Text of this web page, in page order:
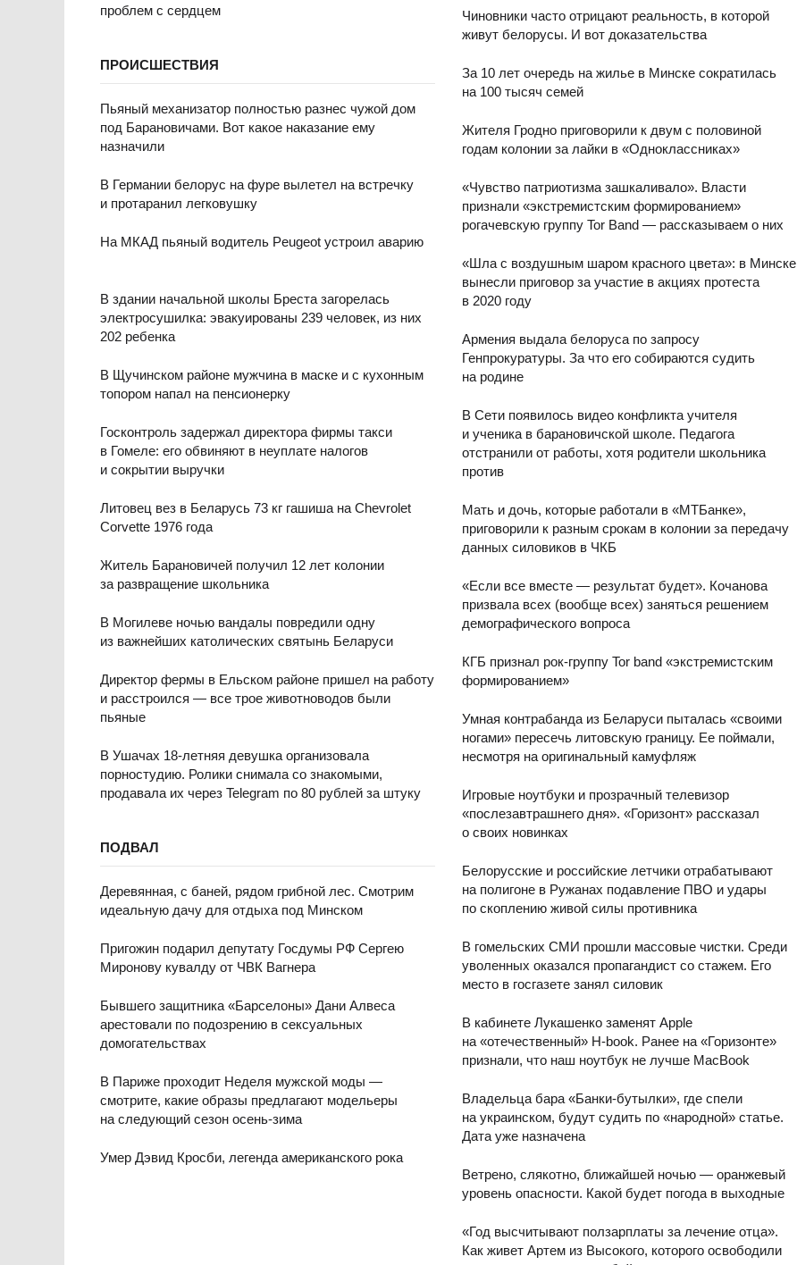
проблем с сердцем
ПРОИСШЕСТВИЯ
Пьяный механизатор полностью разнес чужой дом
под Барановичами. Вот какое наказание ему
назначили
В Германии белорус на фуре вылетел на встречку
и протаранил легковушку
На МКАД пьяный водитель Peugeot устроил аварию
В здании начальной школы Бреста загорелась
электросушилка: эвакуированы 239 человек, из них
202 ребенка
В Щучинском районе мужчина в маске и с кухонным
топором напал на пенсионерку
Госконтроль задержал директора фирмы такси
в Гомеле: его обвиняют в неуплате налогов
и сокрытии выручки
Литовец вез в Беларусь 73 кг гашиша на Chevrolet
Corvette 1976 года
Житель Барановичей получил 12 лет колонии
за развращение школьника
В Могилеве ночью вандалы повредили одну
из важнейших католических святынь Беларуси
Директор фермы в Ельском районе пришел на работу
и расстроился — все трое животноводов были
пьяные
В Ушачах 18-летняя девушка организовала
порностудию. Ролики снимала со знакомыми,
продавала их через Telegram по 80 рублей за штуку
ПОДВАЛ
Деревянная, с баней, рядом грибной лес. Смотрим
идеальную дачу для отдыха под Минском
Пригожин подарил депутату Госдумы РФ Сергею
Миронову кувалду от ЧВК Вагнера
Бывшего защитника «Барселоны» Дани Алвеса
арестовали по подозрению в сексуальных
домогательствах
В Париже проходит Неделя мужской моды —
смотрите, какие образы предлагают модельеры
на следующий сезон осень-зима
Умер Дэвид Кросби, легенда американского рока
Чиновники часто отрицают реальность, в которой
живут белорусы. И вот доказательства
За 10 лет очередь на жилье в Минске сократилась
на 100 тысяч семей
Жителя Гродно приговорили к двум с половиной
годам колонии за лайки в «Одноклассниках»
«Чувство патриотизма зашкаливало». Власти
признали «экстремистским формированием»
рогачевскую группу Tor Band — рассказываем о них
«Шла с воздушным шаром красного цвета»: в Минске
вынесли приговор за участие в акциях протеста
в 2020 году
Армения выдала белоруса по запросу
Генпрокуратуры. За что его собираются судить
на родине
В Сети появилось видео конфликта учителя
и ученика в барановичской школе. Педагога
отстранили от работы, хотя родители школьника
против
Мать и дочь, которые работали в «МТБанке»,
приговорили к разным срокам в колонии за передачу
данных силовиков в ЧКБ
«Если все вместе — результат будет». Кочанова
призвала всех (вообще всех) заняться решением
демографического вопроса
КГБ признал рок-группу Tor band «экстремистским
формированием»
Умная контрабанда из Беларуси пыталась «своими
ногами» пересечь литовскую границу. Ее поймали,
несмотря на оригинальный камуфляж
Игровые ноутбуки и прозрачный телевизор
«послезавтрашнего дня». «Горизонт» рассказал
о своих новинках
Белорусские и российские летчики отрабатывают
на полигоне в Ружанах подавление ПВО и удары
по скоплению живой силы противника
В гомельских СМИ прошли массовые чистки. Среди
уволенных оказался пропагандист со стажем. Его
место в госгазете занял силовик
В кабинете Лукашенко заменят Apple
на «отечественный» H-book. Ранее на «Горизонте»
признали, что наш ноутбук не лучше MacBook
Владельца бара «Банки-бутылки», где спели
на украинском, будут судить по «народной» статье.
Дата уже назначена
Ветрено, слякотно, ближайшей ночью — оранжевый
уровень опасности. Какой будет погода в выходные
«Год высчитывают ползарплаты за лечение отца».
Как живет Артем из Высокого, которого освободили